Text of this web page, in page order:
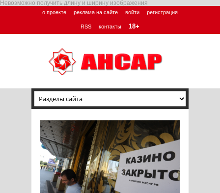
Невозможно получить длину и ширину изображения
о проекте реклама на сайте войти регистрация
RSS контакты 18+